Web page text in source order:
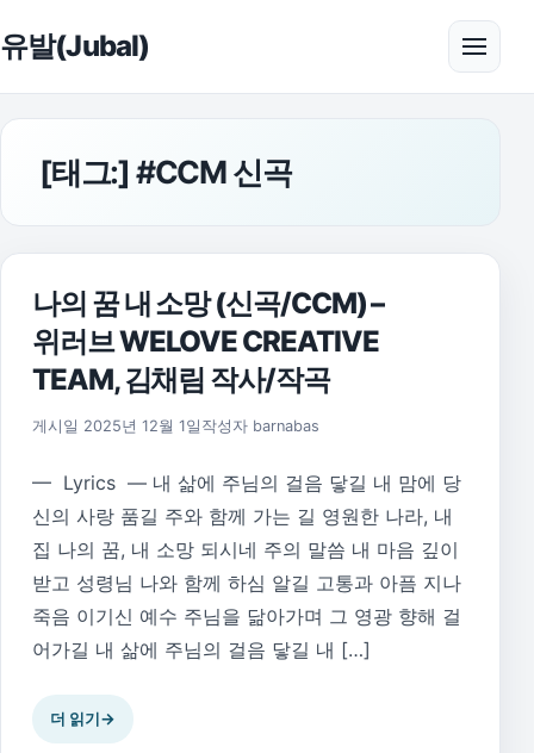
유발(Jubal) 메뉴
[태그:] #CCM 신곡
나의 꿈 내 소망 (신곡/CCM) –
위러브 WELOVE CREATIVE
TEAM, 김채림 작사/작곡
게시일 2025년 12월 1일 작성자 barnabas
— Lyrics — 내 삶에 주님의 걸음 닿길 내 맘에 당
신의 사랑 품길 주와 함께 가는 길 영원한 나라, 내
집 나의 꿈, 내 소망 되시네 주의 말씀 내 마음 깊이
받고 성령님 나와 함께 하심 알길 고통과 아픔 지나
죽음 이기신 예수 주님을 닮아가며 그 영광 향해 걸
어가길 내 삶에 주님의 걸음 닿길 내 […]
더 읽기→